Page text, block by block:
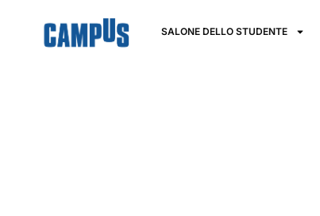
SALONE DELLO STUDENTE